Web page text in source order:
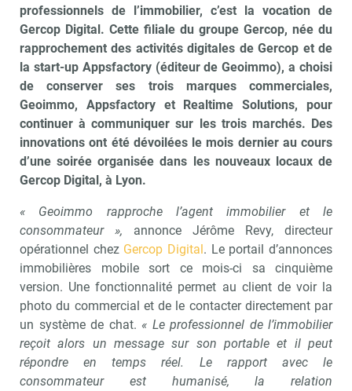
professionnels de l’immobilier, c’est la vocation de
Gercop Digital. Cette filiale du groupe Gercop, née du
rapprochement des activités digitales de Gercop et de
la start-up Appsfactory (éditeur de Geoimmo), a choisi
de conserver ses trois marques commerciales,
Geoimmo, Appsfactory et Realtime Solutions, pour
continuer à communiquer sur les trois marchés. Des
innovations ont été dévoilées le mois dernier au cours
d’une soirée organisée dans les nouveaux locaux de
Gercop Digital, à Lyon.
« Geoimmo rapproche l’agent immobilier et le
consommateur », annonce Jérôme Revy, directeur
opérationnel chez Gercop Digital. Le portail d’annonces
immobilières mobile sort ce mois-ci sa cinquième
version. Une fonctionnalité permet au client de voir la
photo du commercial et de le contacter directement par
un système de chat. « Le professionnel de l’immobilier
reçoit alors un message sur son portable et il peut
répondre en temps réel. Le rapport avec le
consommateur est humanisé, la relation